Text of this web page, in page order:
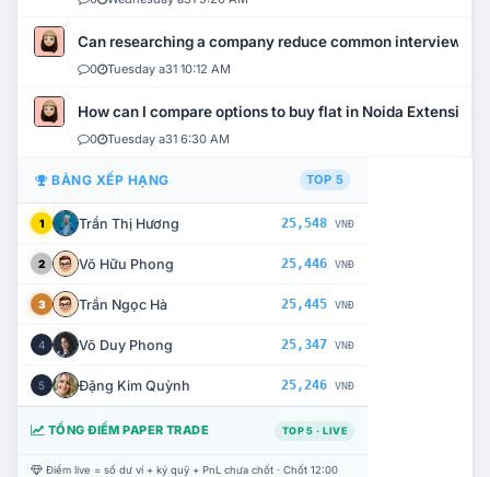
Can researching a company reduce common interview
0 Tuesday a31 10:12 AM
How can I compare options to buy flat in Noida Extension?
0 Tuesday a31 6:30 AM
BẢNG XẾP HẠNG TOP 5
1 Trần Thị Hương 25,548 VNĐ
2 Võ Hữu Phong 25,446 VNĐ
3 Trần Ngọc Hà 25,445 VNĐ
4 Võ Duy Phong 25,347 VNĐ
5 Đặng Kim Quỳnh 25,246 VNĐ
TỔNG ĐIỂM PAPER TRADE TOP 5 · LIVE
Điểm live = số dư ví + ký quỹ + PnL chưa chốt · Chốt 12:00